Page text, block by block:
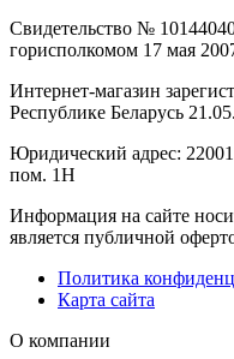
Свидетельство №
горисполкомом 17 мая
Интернет-магазин
Республике Беларусь
Юридический адрес:
пом. 1Н
Информация на сайте
является публичной
Политика
Карта сайта
О компании